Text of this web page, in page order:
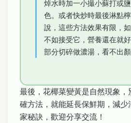
焯水時加一小撮小蘇打或
色。或者快炒時最後淋點
說，這些方法效果有限，
不如接受它，營養還在就
部分切碎做濃湯，看不出顏
最後，花椰菜變黃是自然現象，
確方法，就能延長保鮮期，減少
家秘訣，歡迎分享交流！